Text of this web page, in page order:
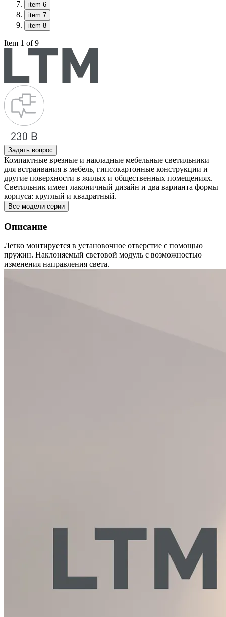
item 6
item 7
item 8
Item 1 of 9
Задать вопрос
Компактные врезные и накладные мебельные светильники
для встраивания в мебель, гипсокартонные конструкции и
другие поверхности в жилых и общественных помещениях.
Светильник имеет лаконичный дизайн и два варианта формы
корпуса: круглый и квадратный.
Все модели серии
Описание
Легко монтируется в установочное отверстие с помощью
пружин. Наклоняемый световой модуль с возможностью
изменения направления света.